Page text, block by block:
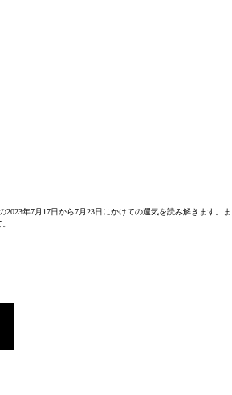
年7月17日から7月23日にかけての運気を読み解きます。ま